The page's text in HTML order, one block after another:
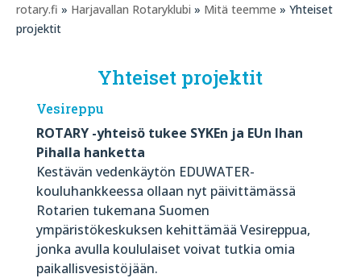
rotary.fi » Harjavallan Rotaryklubi » Mitä teemme » Yhteiset
projektit
Yhteiset projektit
Vesireppu
ROTARY -yhteisö tukee SYKEn ja EUn Ihan
Pihalla hanketta
Kestävän vedenkäytön EDUWATER-
kouluhankkeessa ollaan nyt päivittämässä
Rotarien tukemana Suomen
ympäristökeskuksen kehittämää Vesireppua,
jonka avulla koululaiset voivat tutkia omia
paikallisvesistöjään.